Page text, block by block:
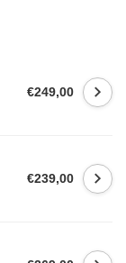
€249,00
€239,00